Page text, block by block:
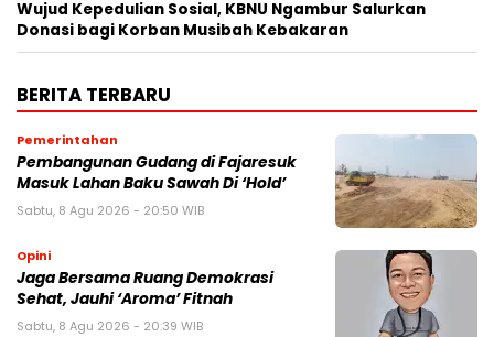
Wujud Kepedulian Sosial, KBNU Ngambur Salurkan
Donasi bagi Korban Musibah Kebakaran
BERITA TERBARU
Pemerintahan
Pembangunan Gudang di Fajaresuk
Masuk Lahan Baku Sawah Di ‘Hold’
Sabtu, 8 Agu 2026 - 20:50 WIB
Opini
Jaga Bersama Ruang Demokrasi
Sehat, Jauhi ‘Aroma’ Fitnah
Sabtu, 8 Agu 2026 - 20:39 WIB